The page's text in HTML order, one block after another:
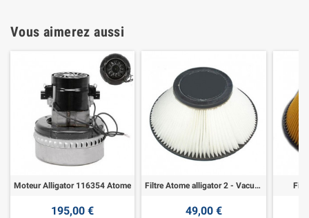
Vous aimerez aussi
Moteur Alligator 116354 Atome
195,00 €
Filtre Atome alligator 2 - Vacuqueen
49,00 €